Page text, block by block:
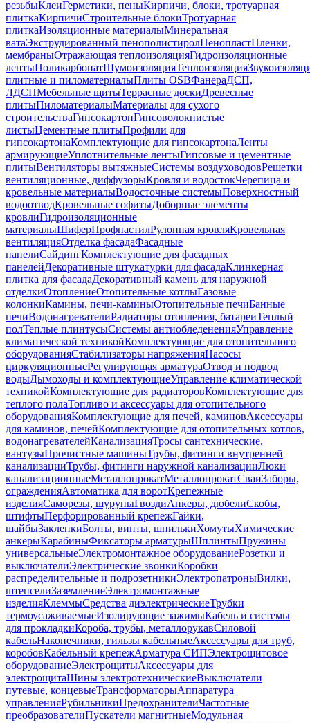
резьбыКлеиГерметики, пеныКирпичи, блоки, тротуарная
плиткаКирпичиСтроительные блокиТротуарная
плиткаИзоляционные материалыМинеральная
ватаЭкструдированный пенополистиролПенопластПленки,
мембраныОтражающая теплоизоляцияГидроизоляционные
лентыПоликарбонатШумоизоляцияТеплоизоляция
плитные и пиломатериалыПлиты OSBФанераДСП,
ЛДСПМебельные щитыТеррасные доскиДревесные
плитыПиломатериалыМатериалы для сухого
строительстваГипсокартонГипсоволокнистые
листыЦементные плитыПрофили для
гипсокартонаКомплектующие для гипсокартонаЛенты
армирующиеУплотнительные лентыГипсовые и цементные
плитыВентиляторы вытяжныеСистемы воздуховодовРешетки
вентиляционные, диффузорыКровля и водостокЧерепица и
кровельные материалыВодосточные системыПоверхностный
водоотводКровельные софитыДоборные элементы
кровлиГидроизоляционные
материалыШиферПрофнастилРулонная кровляКровельная
вентиляцияОтделка фасадаФасадные
панелиСайдингКомплектующие для фасадных
панелейДекоративные штукатурки для фасадаКлинкерная
плитка для фасадаДекоративный камень для наружной
отделкиОтоплениеОтопительные котлыГазовые
колонкиКамины, печи-каминыОтопительные печиБанные
печиВодонагревателиРадиаторы отопления, батареиТеплый
полТеплые плинтусыСистемы антиобледененияУправление
климатической техникойКомплектующие для отопительного
оборудованияСтабилизаторы напряженияНасосы
циркуляционныеРегулирующая арматураОтвод и подвод
водыДымоходы и комплектующиеУправление климатической
техникойКомплектующие для радиаторовКомплектующие для
теплого полаТопливо и аксессуары для отопительного
оборудованияКомплектующие для печей, каминовАксессуары
для каминов, печейКомплектующие для отопительных котлов,
водонагревателейКанализацияТросы сантехнические,
вантузыПрочистные машиныТрубы, фитинги внутренней
канализацииТрубы, фитинги наружной канализацииЛюки
канализационныеМеталлопрокатМеталлопрокатСваиЗаборы,
огражденияАвтоматика для воротКрепежные
изделияСаморезы, шурупыГвоздиАнкеры, дюбелиСкобы,
штифтыПерфорированный крепежГайки,
шайбыЗаклепкиБолты, винты, шпилькиХомутыХимические
анкерыКарабиныФиксаторы арматурыШплинтыПружины
универсальныеЭлектромонтажное оборудованиеРозетки и
выключателиЭлектрические звонкиКоробки
распределительные и подрозетникиЭлектропатроныВилки,
штепселиЗаземлениеЭлектромонтажные
изделияКлеммыСредства диэлектрическиеТрубки
термоусаживаемыеИзолирующие зажимыКабель и системы
для прокладкиКороба, трубы, металлорукавСиловой
кабельНаконечники, гильзы кабельныеАксессуары для труб,
коробовКабельный крепежАрматура СИПЭлектрощитовое
оборудованиеЭлектрощитыАксессуары для
электрощитаШины электротехническиеВыключатели
путевые, концевыеТрансформаторыАппаратура
управленияРубильникиПредохранителиЧастотные
преобразователиПускатели магнитныеМодульная